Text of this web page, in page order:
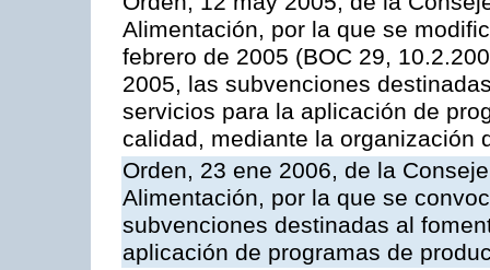
Alimentación, por la que se
febrero de 2005 (BOC 29,
2005, las subvenciones
servicios para la aplicación de
calidad, mediante la organización
Orden, 23 ene 2006, de la
Alimentación, por la que se
subvenciones destinadas al
aplicación de programas de